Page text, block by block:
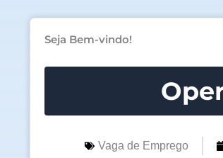
Seja Bem-vindo!
Vaga de Emprego